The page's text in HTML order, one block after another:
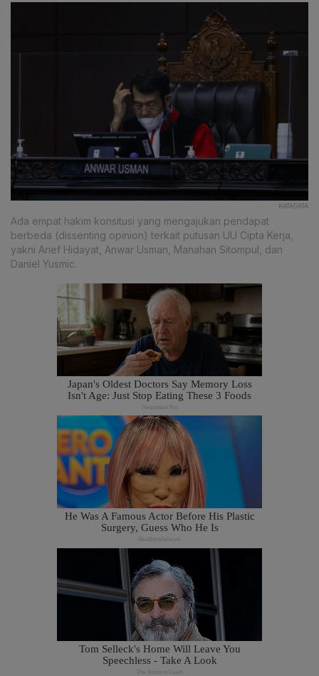
KATADATA
Ada empat hakim konsitusi yang mengajukan pendapat
berbeda (dissenting opinion) terkait putusan UU Cipta Kerja,
yakni Arief Hidayat, Anwar Usman, Manahan Sitompul, dan
Daniel Yusmic.